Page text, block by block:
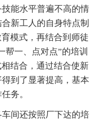
能水平普遍不高的情
新工人的自身特点制
模式，再结合到师徒
帮一、点对点”的培训
结合，通过结合使新
到了显著提高，基本
务。
间还按照厂下达的培